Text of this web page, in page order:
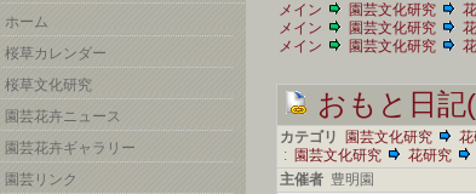
ホーム
桜草カレンダー
桜草文化研究
園芸花卉ニュース
園芸花卉ギャラリー
園芸リンク
メイン 園芸文化研究
メイン
園芸文化研究
メイン
園芸文化研究
おもと日記
カテゴリ 園芸文化研究 花
: 園芸文化研究 花研究
主催者豊明園